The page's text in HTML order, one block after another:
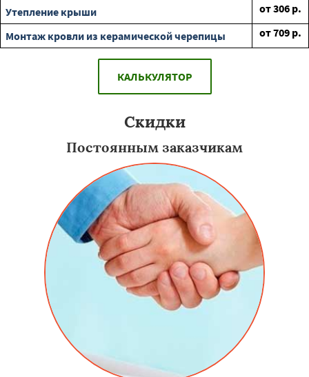
Утепление крыши от306 р.
Монтаж кровли из керамической черепицы
от709 р.
КАЛЬКУЛЯТОР
Скидки
Постоянным заказчикам